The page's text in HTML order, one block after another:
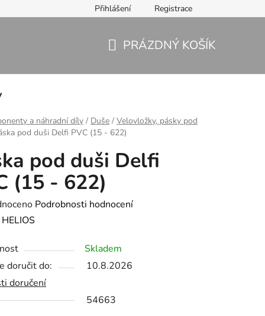
Přihlášení Registrace
PRÁZDNÝ KOŠÍK
a náhradní díly / Duše / Velovložky, pásky pod
pod duši Delfi PVC (15 - 622)
pod duši Delfi
(15 - 622)
Podrobnosti hodnocení
HELIOS
Skladem
doručit do:
10.8.2026
doručení
54663